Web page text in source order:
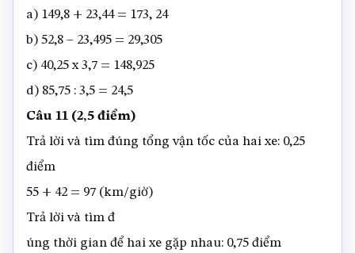
a) 149,8 + 23,44 = 173, 24
b) 52,8 – 23,495 = 29,305
c) 40,25 x 3,7 = 148,925
d) 85,75 : 3,5 = 24,5
Câu 11 (2,5 điểm)
Trả lời và tìm đúng tổng vận tốc của hai xe: 0,25
điểm
55 + 42 = 97 (km/giờ)
Trả lời và tìm đ
úng thời gian để hai xe gặp nhau: 0,75 điểm